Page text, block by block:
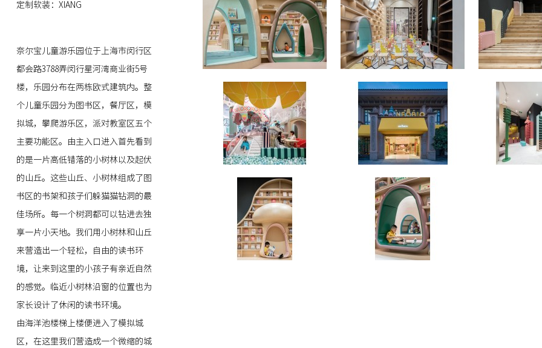
定制软装：XIANG
奈尔宝儿童游乐园位于上海市闵行区
都会路3788弄闵行星河湾商业街5号
楼，乐园分布在两栋欧式建筑内。整
个儿童乐园分为图书区，餐厅区，模
拟城，攀爬游乐区，派对教室区五个
主要功能区。由主入口进入首先看到
的是一片高低错落的小树林以及起伏
的山丘。这些山丘、小树林组成了图
书区的书架和孩子们躲猫猫钻洞的最
佳场所。每一个树洞都可以钻进去独
享一片小天地。我们用小树林和山丘
来营造出一个轻松，自由的读书环
境，让来到这里的小孩子有亲近自然
的感觉。临近小树林沿窗的位置也为
家长设计了休闲的读书环境。
由海洋池楼梯上楼便进入了模拟城
区，在这里我们营造成一个微缩的城